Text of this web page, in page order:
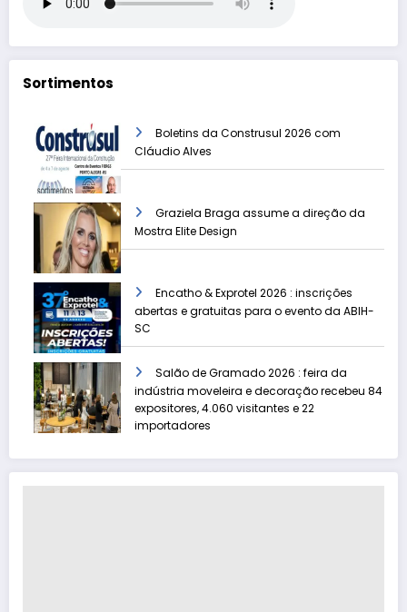
Sortimentos
Boletins da Construsul 2026 com
Cláudio Alves
Graziela Braga assume a direção da
Mostra Elite Design
Encatho & Exprotel 2026 : inscrições
abertas e gratuitas para o evento da ABIH-
SC
Salão de Gramado 2026 : feira da
indústria moveleira e decoração recebeu 84
expositores, 4.060 visitantes e 22
importadores